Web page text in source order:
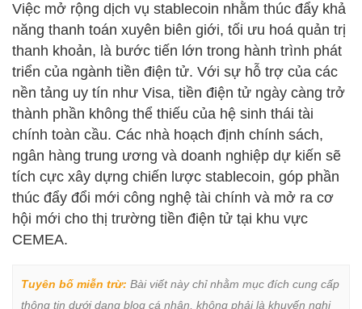
Việc mở rộng dịch vụ stablecoin nhằm thúc đẩy khả
năng thanh toán xuyên biên giới, tối ưu hoá quản trị
thanh khoản, là bước tiến lớn trong hành trình phát
triển của ngành tiền điện tử. Với sự hỗ trợ của các
nền tảng uy tín như Visa, tiền điện tử ngày càng trở
thành phần không thể thiếu của hệ sinh thái tài
chính toàn cầu. Các nhà hoạch định chính sách,
ngân hàng trung ương và doanh nghiệp dự kiến sẽ
tích cực xây dựng chiến lược stablecoin, góp phần
thúc đẩy đổi mới công nghệ tài chính và mở ra cơ
hội mới cho thị trường tiền điện tử tại khu vực
CEMEA.
Tuyên bố miễn trừ: Bài viết này chỉ nhằm mục đích cung cấp
thông tin dưới dạng blog cá nhân, không phải là khuyến nghị